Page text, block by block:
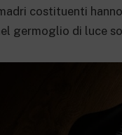
costituenti
germoglio di luce